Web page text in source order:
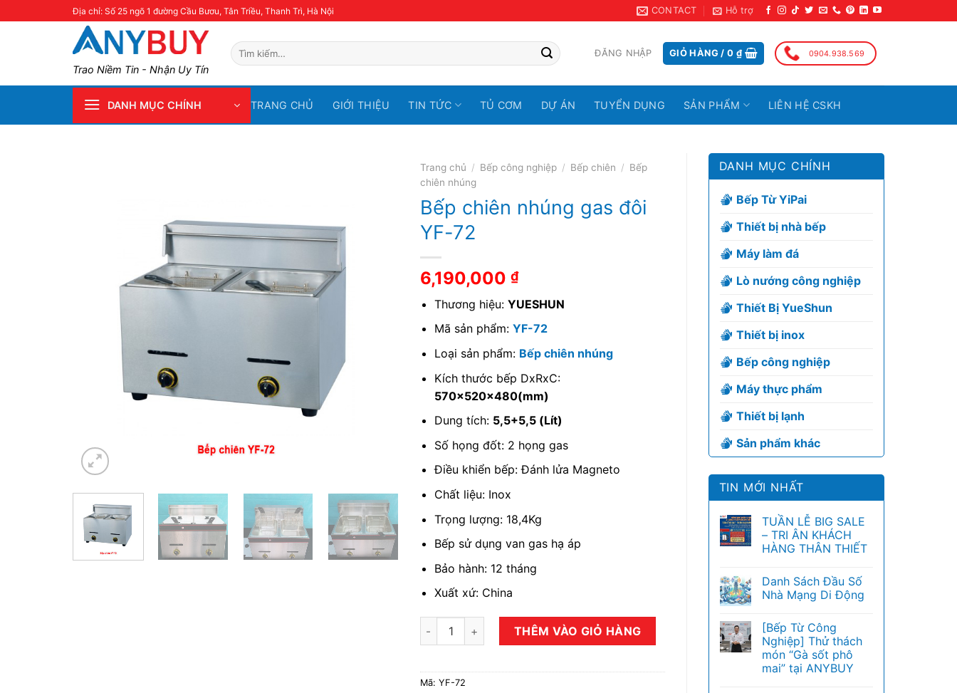
Địa chỉ: Số 25 ngõ 1 đường Cầu Bươu, Tân Triều, Thanh Trì, Hà Nội CONTACT Hỗ trợ
Trao Niềm Tin - Nhận Uy Tín
Tìm
kiếm:
ĐĂNG NHẬP GIỎ HÀNG /0 ₫ 0904.938.569
DANH MỤC CHÍNH TRANG CHỦ GIỚI THIỆU TIN TỨC TỦ CƠM DỰ ÁN TUYỂN DỤNG SẢN PHẨM LIÊN HỆ CSKH
Trang chủ / Bếp công nghiệp / Bếp chiên / Bếp
chiên nhúng
Bếp chiên nhúng gas đôi
YF-72
6,190,000 ₫
Thương hiệu:YUESHUN
Mã sản phẩm:YF-72
Loại sản phẩm: Bếp chiên nhúng
Kích thước bếp DxRxC:
570x520x480(mm)
Dung tích: 5,5+5,5 (Lít)
Số họng đốt: 2 họng gas
Điều khiển bếp: Đánh lửa Magneto
Chất liệu: Inox
Trọng lượng: 18,4Kg
Bếp sử dụng van gas hạ áp
Bảo hành: 12 tháng
Xuất xứ: China
Bếp chiên nhúng gas đôi YF-72 số lượng
THÊM VÀO GIỎ HÀNG
Mã: YF-72
DANH MỤC CHÍNH
Bếp Từ YiPai
Thiết bị nhà bếp
Máy làm đá
Lò nướng công nghiệp
Thiết Bị YueShun
Thiết bị inox
Bếp công nghiệp
Máy thực phẩm
Thiết bị lạnh
Sản phẩm khác
TIN MỚI NHẤT
TUẦN LỄ BIG SALE
– TRI ÂN KHÁCH
HÀNG THÂN THIẾT
Danh Sách Đầu Số
Nhà Mạng Di Động
[Bếp Từ Công
Nghiệp] Thử thách
món “Gà sốt phô
mai” tại ANYBUY